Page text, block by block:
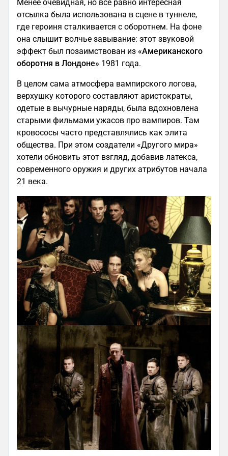
Менее очевидная, но все равно интересная
отсылка была использована в сцене в туннеле,
где героиня сталкивается с оборотнем. На фоне
она слышит волчье завывание: этот звуковой
эффект был позаимствован из «Американского
оборотня в Лондоне» 1981 года.
В целом сама атмосфера вампирского логова,
верхушку которого составляют аристократы,
одетые в вычурные наряды, была вдохновлена
старыми фильмами ужасов про вампиров. Там
кровососы часто представлялись как элита
общества. При этом создатели «Другого мира»
хотели обновить этот взгляд, добавив латекса,
современного оружия и других атрибутов начала
21 века.